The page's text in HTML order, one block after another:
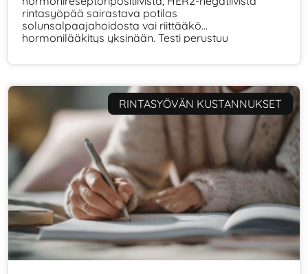
rintasyöpää sairastava potilas
solunsalpaajahoidosta vai riittääkö
hormonilääkitys yksinään. Testi perustuu
perusteella yksiselitteinen.
RINTASYÖVÄN KUSTANNUKSET